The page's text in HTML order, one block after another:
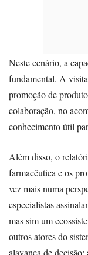
Neste cenário, a
fundamental. A
promoção de
colaboração, no
conhecimento útil
Além disso, o
farmacêutica e os
vez mais numa
especialistas
mas sim um
outros atores do
alavanca de